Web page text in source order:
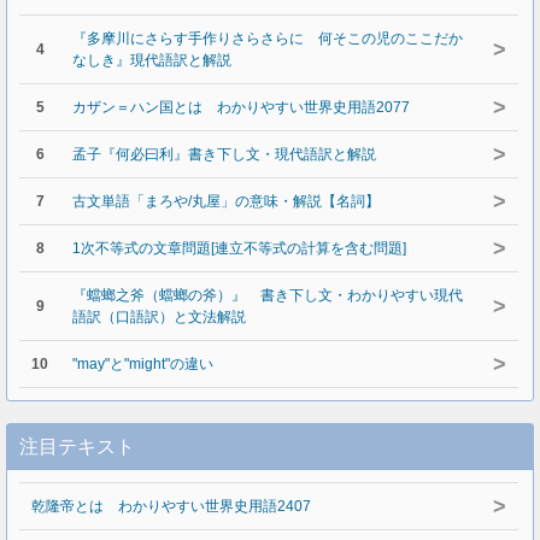
4
『多摩川にさらす手作りさらさらに 何そこの児のここだか
なしき』現代語訳と解説
>
5 カザン＝ハン国とは わかりやすい世界史用語2077 >
6 孟子『何必曰利』書き下し文・現代語訳と解説 >
7 古文単語「まろや/丸屋」の意味・解説【名詞】 >
8 1次不等式の文章問題[連立不等式の計算を含む問題] >
9
『蟷螂之斧（蟷螂の斧）』 書き下し文・わかりやすい現代
語訳（口語訳）と文法解説
>
10 "may"と"might"の違い >
注目テキスト
乾隆帝とは わかりやすい世界史用語2407 >